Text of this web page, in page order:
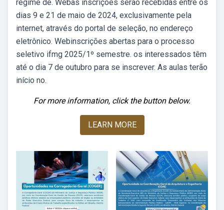
regime de. Webas inscrições serão recebidas entre os
dias 9 e 21 de maio de 2024, exclusivamente pela
internet, através do portal de seleção, no endereço
eletrônico. Webinscrições abertas para o processo
seletivo ifmg 2025/1º semestre. os interessados têm
até o dia 7 de outubro para se inscrever. As aulas terão
início no.
For more information, click the button below.
LEARN MORE